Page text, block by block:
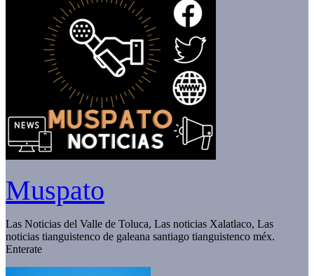
Muspato
Las Noticias del Valle de Toluca, Las noticias Xalatlaco, Las
noticias tianguistenco de galeana santiago tianguistenco méx.
Enterate